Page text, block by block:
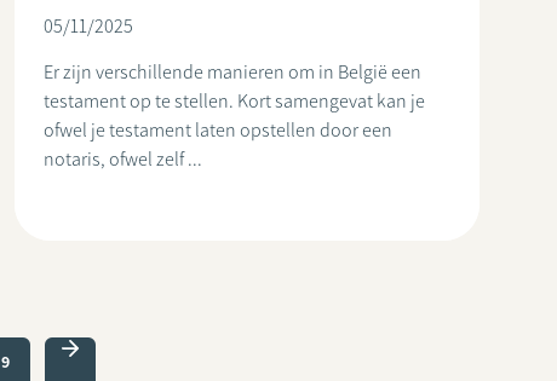
05/11/2025
Er zijn verschillende manieren om in België een
testament op te stellen. Kort samengevat kan je
ofwel je testament laten opstellen door een
notaris, ofwel zelf ...
PAGINA
9